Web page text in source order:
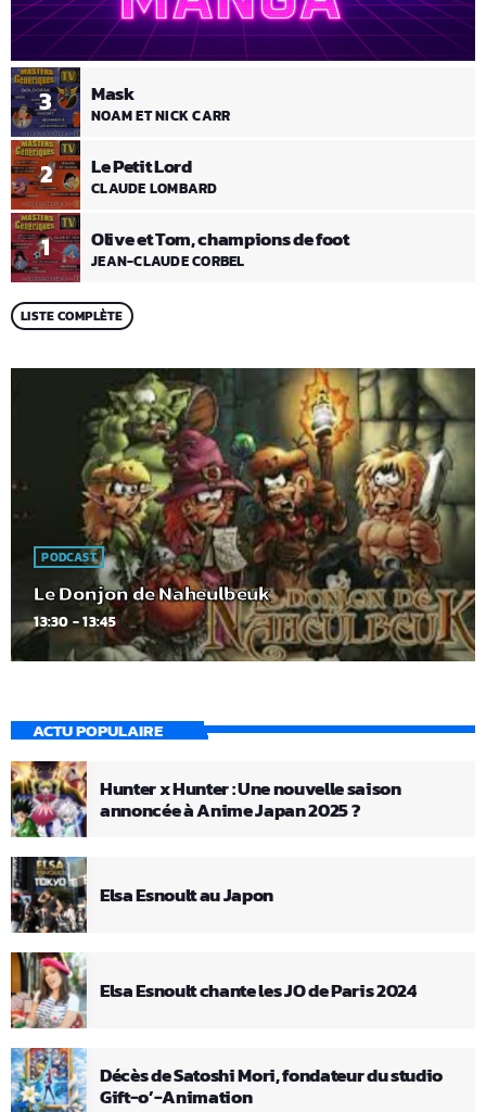
1 Olive et Tom, champions de foot
JEAN-CLAUDE CORBEL
2 Le Petit Lord
CLAUDE LOMBARD
3 Mask
NOAM ET NICK CARR
LISTE COMPLÈTE
PODCAST
Le Donjon de Naheulbeuk
13:30 - 13:45
ACTU POPULAIRE
Hunter x Hunter : Une nouvelle saison
annoncée à Anime Japan 2025 ?
Elsa Esnoult au Japon
Elsa Esnoult chante les JO de Paris 2024
Décès de Satoshi Mori, fondateur du studio
Gift-o’-Animation